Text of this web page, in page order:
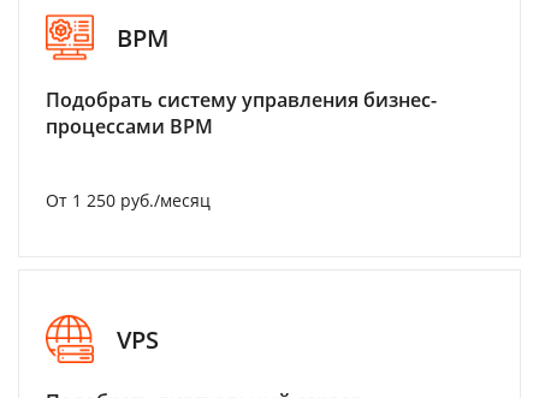
BPM
Подобрать систему управления бизнес-
процессами BPM
От 1 250 руб./месяц
VPS